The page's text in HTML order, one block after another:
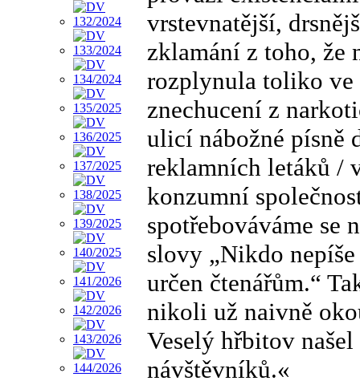
vrstevnatější,
zklamání z toho, že
rozplynula toliko ve
znechucení z
ulicí nábožné písně
reklamních letáků /
konzumní
spotřebováváme se
slovy „Nikdo
určen čtenářům.“
nikoli už naivně
Veselý hřbitov
návštěvníků.«